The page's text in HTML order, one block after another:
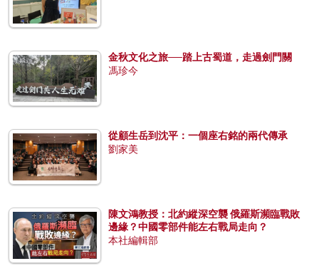
金秋文化之旅──踏上古蜀道，走過劍門關
馮珍今
從顧生岳到沈平：一個座右銘的兩代傳承
劉家美
陳文鴻教授：北約縱深空襲 俄羅斯瀕臨戰敗
邊緣？中國零部件能左右戰局走向？
本社編輯部